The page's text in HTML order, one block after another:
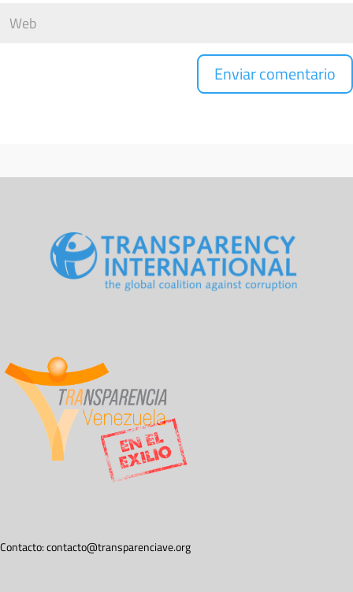
Contacto:contacto@transparenciave.org